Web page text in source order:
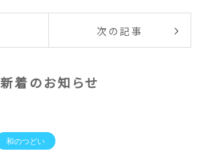
次の記事
新着のお知らせ
和のつどい